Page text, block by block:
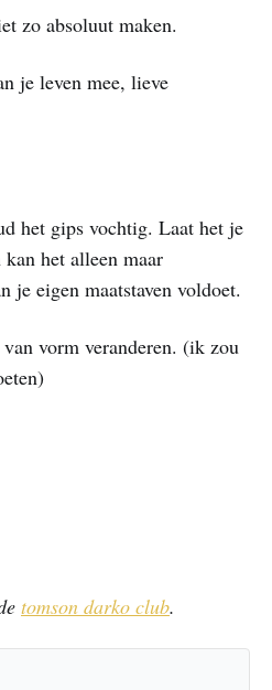
zo absoluut maken.
je leven mee, lieve
het gips vochtig. Laat het je
het alleen maar
je eigen maatstaven voldoet.
vorm veranderen. (ik zou
tomson darko club.